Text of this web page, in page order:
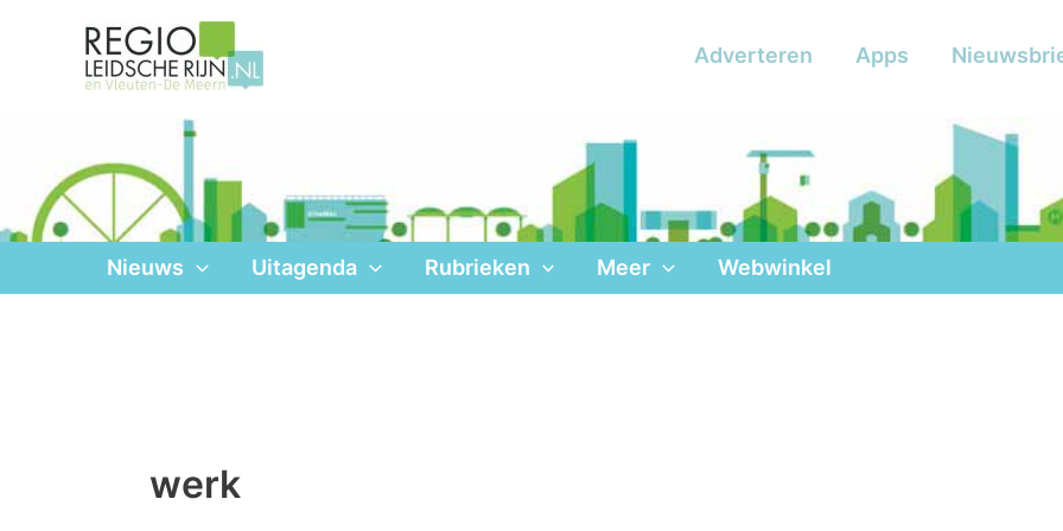
Adverteren Apps
Nieuws Uitagenda Rubrieken Meer Webwinkel
werk